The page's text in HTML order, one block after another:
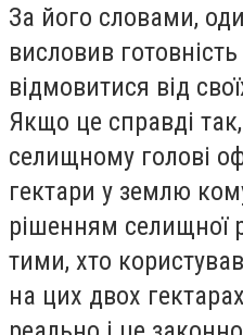
За його словами,
висловив
відмовитися від
Якщо це справді
селищному голові
гектари у землю
рішенням селищної
тими, хто
на цих двох